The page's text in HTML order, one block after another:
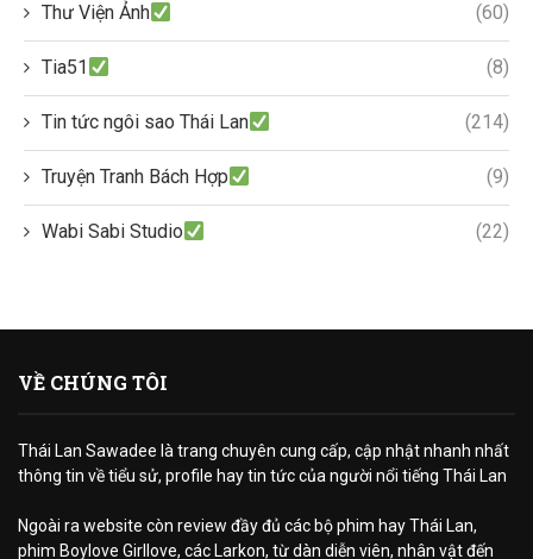
Thư Viện Ảnh (60)
Tia51 (8)
Tin tức ngôi sao Thái Lan (214)
Truyện Tranh Bách Hợp (9)
Wabi Sabi Studio (22)
VỀ CHÚNG TÔI
Thái Lan Sawadee là trang chuyên cung cấp, cập nhật nhanh nhất
thông tin về tiểu sử, profile hay tin tức của người nổi tiếng Thái Lan
Ngoài ra website còn review đầy đủ các bộ phim hay Thái Lan,
phim Boylove Girllove, các Larkon, từ dàn diễn viên, nhân vật đến